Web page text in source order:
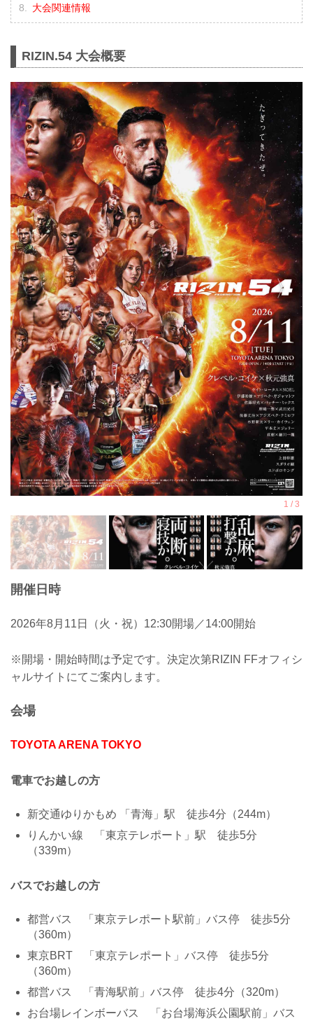
大会関連情報
RIZIN.54 大会概要
開催日時
2026年8月11日（火・祝）12:30開場／14:00開始
※開場・開始時間は予定です。決定次第RIZIN FFオフィシ
ャルサイトにてご案内します。
会場
TOYOTA ARENA TOKYO
電車でお越しの方
新交通ゆりかもめ 「青海」駅 徒歩4分（244m）
りんかい線 「東京テレポート」駅 徒歩5分
（339m）
バスでお越しの方
都営バス 「東京テレポート駅前」バス停 徒歩5分
（360m）
東京BRT 「東京テレポート」バス停 徒歩5分
（360m）
都営バス 「青海駅前」バス停 徒歩4分（320m）
お台場レインボーバス 「お台場海浜公園駅前」バス